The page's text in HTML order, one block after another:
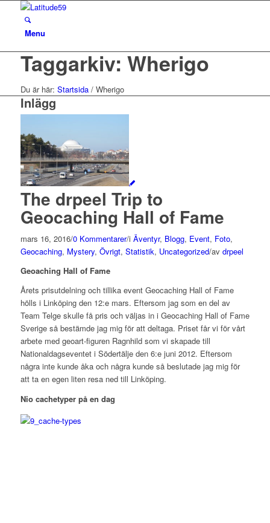
Menu
Taggarkiv: Wherigo
Du är här: Startsida / Wherigo
Inlägg
The drpeel Trip to
Geocaching Hall of Fame
mars 16, 2016/0 Kommentarer/i Äventyr, Blogg, Event, Foto,
Geocaching, Mystery, Övrigt, Statistik, Uncategorized/av drpeel
Geoaching Hall of Fame
Årets prisutdelning och tillika event Geocaching Hall of Fame
hölls i Linköping den 12:e mars. Eftersom jag som en del av
Team Telge skulle få pris och väljas in i Geocaching Hall of Fame
Sverige så bestämde jag mig för att deltaga. Priset får vi för vårt
arbete med geoart-figuren Ragnhild som vi skapade till
Nationaldagseventet i Södertälje den 6:e juni 2012. Eftersom
några inte kunde åka och några kunde så beslutade jag mig för
att ta en egen liten resa ned till Linköping.
Nio cachetyper på en dag